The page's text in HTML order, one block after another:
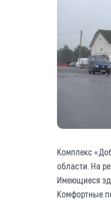
Комплекс
области. На
Имеющиеся
Комфортные